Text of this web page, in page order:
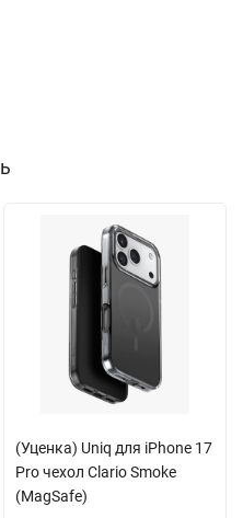
(Уценка) Uniq для iPhone 17
Pro чехол Clario Smoke
(MagSafe)